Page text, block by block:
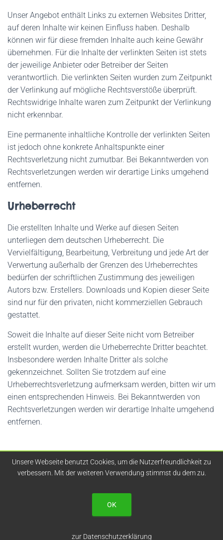
Unser Angebot enthält Links zu externen Websites Dritter,
auf deren Inhalte wir keinen Einfluss haben. Deshalb
können wir für diese fremden Inhalte auch keine Gewähr
übernehmen. Für die Inhalte der verlinkten Seiten ist stets
der jeweilige Anbieter oder Betreiber der Seiten
verantwortlich. Die verlinkten Seiten wurden zum Zeitpunkt
der Verlinkung auf mögliche Rechtsverstöße überprüft.
Rechtswidrige Inhalte waren zum Zeitpunkt der Verlinkung
nicht erkennbar.
Eine permanente inhaltliche Kontrolle der verlinkten Seiten
ist jedoch ohne konkrete Anhaltspunkte einer
Rechtsverletzung nicht zumutbar. Bei Bekanntwerden von
Rechtsverletzungen werden wir derartige Links umgehend
entfernen.
Urheberrecht
Die erstellten Inhalte und Werke auf diesen Seiten
unterliegen dem deutschen Urheberrecht. Die
Vervielfältigung, Bearbeitung, Verbreitung und jede Art der
Verwertung außerhalb der Grenzen des Urheberrechtes
bedürfen der schriftlichen Zustimmung des jeweiligen
Autors bzw. Erstellers. Downloads und Kopien dieser Seite
sind nur für den privaten, nicht kommerziellen Gebrauch
gestattet.
Soweit die Inhalte auf dieser Seite nicht vom Betreiber
erstellt wurden, werden die Urheberrechte Dritter beachtet.
Insbesondere werden Inhalte Dritter als solche
gekennzeichnet. Sollten Sie trotzdem auf eine
Urheberrechtsverletzung aufmerksam werden, bitten wir um
einen entsprechenden Hinweis. Bei Bekanntwerden von
Rechtsverletzungen werden wir derartige Inhalte umgehend
entfernen.
IMPRESSUM|DATENSCHUTZ
Unsere Webseite benutzt Cookies, um die Nutzerfreundlichkeit zu
verbessern. Mit der weiteren Verwendung stimmst du dem zu.
OK
zur Datenschutzerklärung